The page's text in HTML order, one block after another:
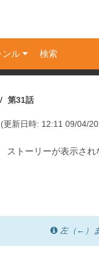
ンル 検索
第31話
(更新日時: 12:11 09/04/
ストーリーが表示さ
左（←）